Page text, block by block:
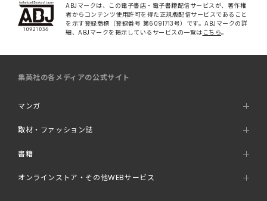
ABJマークは、この電子書店・電子書籍配信サービスが、著作権
者からコンテンツ使用許可を得た正規版配信サービスであること
を示す登録商標（登録番号 第6091713号）です。ABJマークの詳
細、ABJマークを掲示しているサービスの一覧は こちら。
集英社の各メディアの公式サイト
マンガ
取材・ファッション誌
書籍
オンラインストア・その他WEBサービス